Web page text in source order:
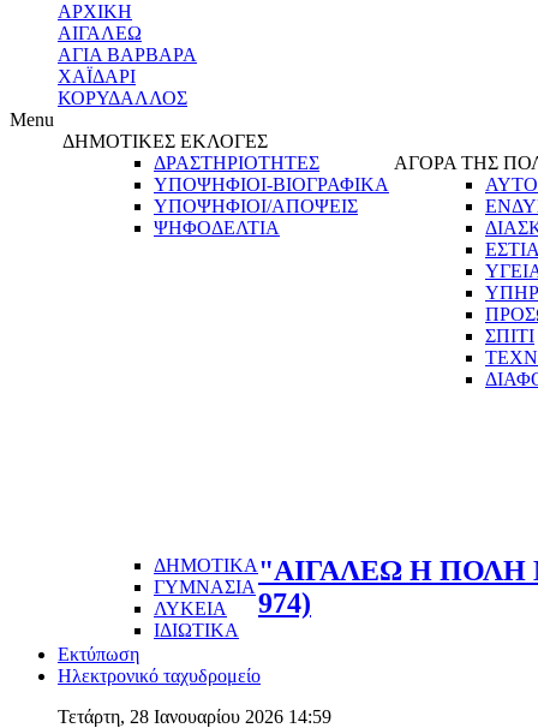
ΑΡΧΙΚΗ
ΑΙΓΑΛΕΩ
ΑΓΙΑ ΒΑΡΒΑΡΑ
ΧΑΪΔΑΡΙ
ΚΟΡΥΔΑΛΛΟΣ
Menu
ΔΗΜΟΤΙΚΕΣ ΕΚΛΟΓΕΣ
ΔΡΑΣΤΗΡΙΟΤΗΤΕΣ
ΥΠΟΨΗΦΙΟΙ-ΒΙΟΓΡΑΦΙΚΑ
ΥΠΟΨΗΦΙΟΙ/ΑΠΟΨΕΙΣ
ΨΗΦΟΔΕΛΤΙΑ
ΑΓΟΡΑ ΤΗΣ
ΣΠΙΤΙ
ΔΗΜΟΤΙΚΑ
ΓΥΜΝΑΣΙΑ
ΛΥΚΕΙΑ
ΙΔΙΩΤΙΚΑ
"ΑΙΓΑΛΕΩ Η
974)
Εκτύπωση
Ηλεκτρονικό ταχυδρομείο
Τετάρτη, 28 Ιανουαρίου 2026 14:59